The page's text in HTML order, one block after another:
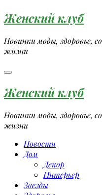
Перейти
к
содержимому
Женский клуб
Новинки моды, здоровье,
жизни
Женский клуб
Новинки моды, здоровье,
жизни
Новости
Дом
Декор
Интерьер
Звезды